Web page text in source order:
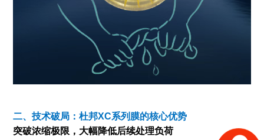
二、技术破局：杜邦XC系列膜的核心优势
突破浓缩极限，大幅降低后续处理负荷